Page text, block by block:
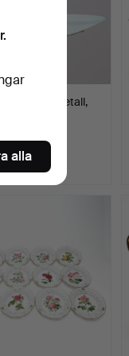
glas/metall,
alla